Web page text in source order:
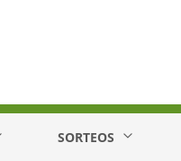
SORTEOS